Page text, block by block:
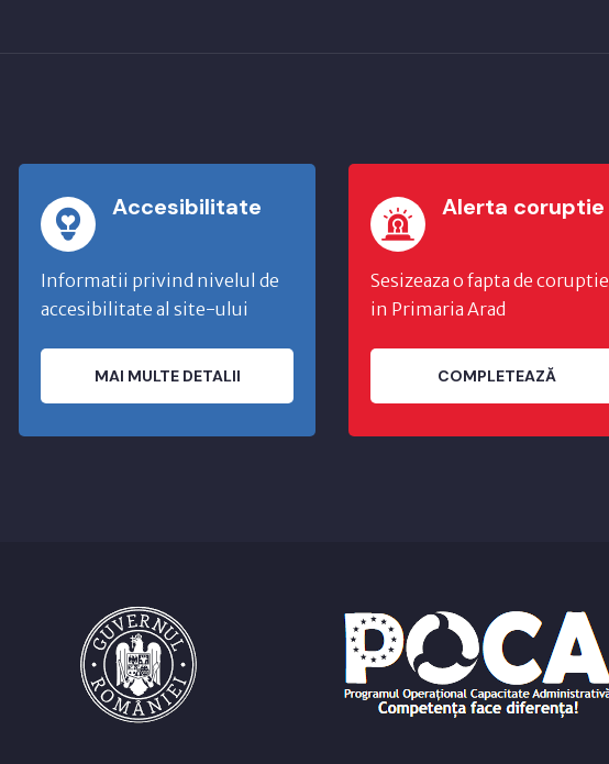
Accesibilitate
Informatii privind nivelul de
accesibilitate al site-ului
MAI MULTE DETALII
Alerta coruptie
Sesizeaza o fapta de coruptie
in Primaria Arad
COMPLETEAZĂ